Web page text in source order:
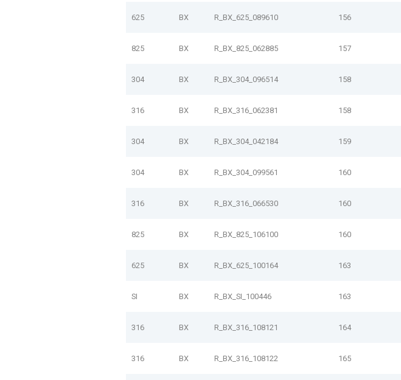
625 BX R_BX_625_089610 156
825 BX R_BX_825_062885 157
304 BX R_BX_304_096514 158
316 BX R_BX_316_062381 158
304 BX R_BX_304_042184 159
304 BX R_BX_304_099561 160
316 BX R_BX_316_066530 160
825 BX R_BX_825_106100 160
625 BX R_BX_625_100164 163
SI BX R_BX_SI_100446 163
316 BX R_BX_316_108121 164
316 BX R_BX_316_108122 165